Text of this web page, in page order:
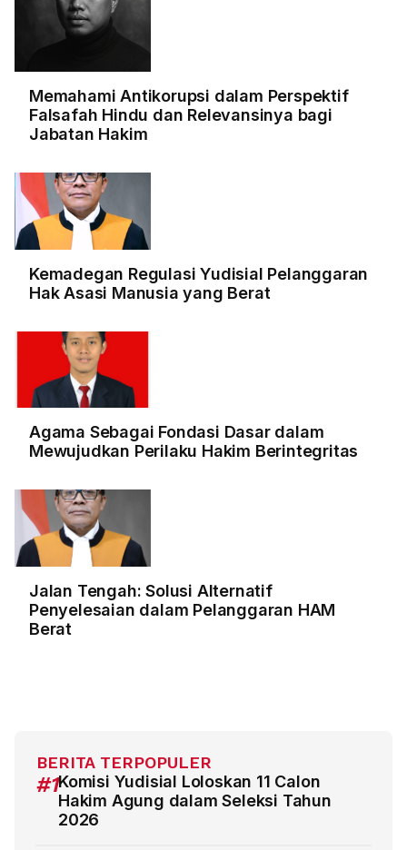
Memahami Antikorupsi dalam Perspektif
Falsafah Hindu dan Relevansinya bagi
Jabatan Hakim
Kemadegan Regulasi Yudisial Pelanggaran
Hak Asasi Manusia yang Berat
Agama Sebagai Fondasi Dasar dalam
Mewujudkan Perilaku Hakim Berintegritas
Jalan Tengah: Solusi Alternatif
Penyelesaian dalam Pelanggaran HAM
Berat
BERITA TERPOPULER
#1Komisi Yudisial Loloskan 11 Calon
Hakim Agung dalam Seleksi Tahun
2026